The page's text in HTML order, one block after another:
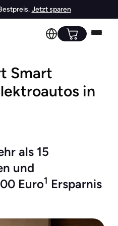
Jetzt sparen
Smart
in
als 15
und
Euro1 Ersparnis